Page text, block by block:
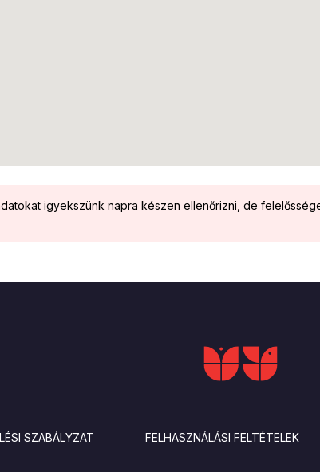
igyekszünk napra készen ellenőrizni, de
SZABÁLYZAT FELHASZNÁLÁSI FELTÉTELEK